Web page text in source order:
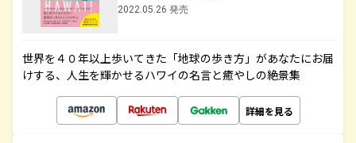
2022.05.26 発売
世界を４０年以上歩いてきた「地球の歩き方」があなたにお届
けする、人生を輝かせるハワイの名言と癒やしの絶景集
詳細を見る